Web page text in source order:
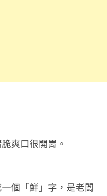
爽口很開胃。
個「鮮」字，是老闆